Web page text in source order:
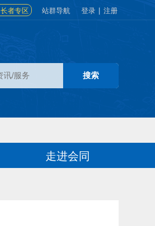
长者专区 站群导航 登录 | 注册
走进会同